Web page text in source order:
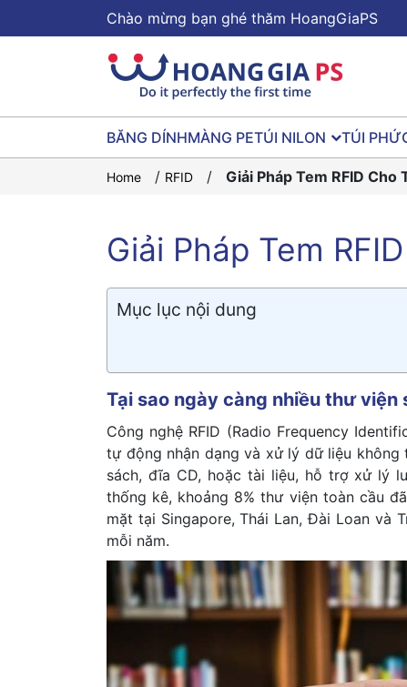
Chào mừng bạn ghé thăm HoangGiaPS
BĂNG DÍNHMÀNG PETÚI NILON TÚI
Home / RFID / Giải Pháp Tem RFID Cho
Giải Pháp Tem
Mục lục nội dung
Tại sao ngày càng nhiều thư viện
Công nghệ RFID (Radio Frequency
tự động nhận dạng và xử lý dữ liệu không
sách, đĩa CD, hoặc tài liệu, hỗ trợ xử lý
thống kê, khoảng 8% thư viện toàn cầu
mặt tại Singapore, Thái Lan, Đài Loan và
mỗi năm.